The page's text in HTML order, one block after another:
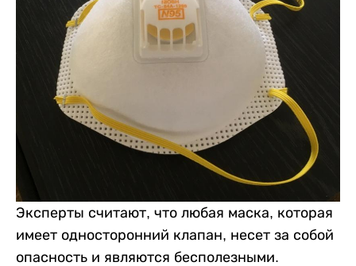
Эксперты считают, что любая маска, которая
имеет односторонний клапан, несет за собой
опасность и являются бесполезными.